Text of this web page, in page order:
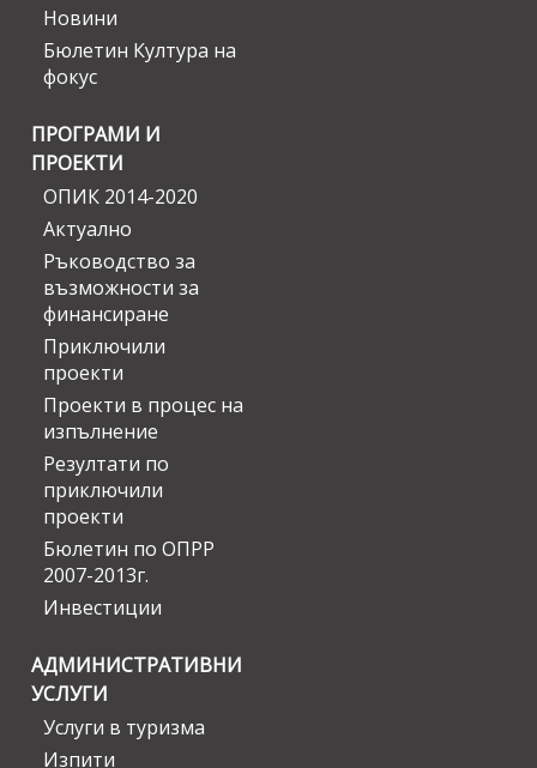
Новини
Бюлетин Култура на
фокус
ПРОГРАМИ И
ПРОЕКТИ
ОПИК 2014-2020
Актуално
Ръководство за
възможности за
финансиране
Приключили
проекти
Проекти в процес на
изпълнение
Резултати по
приключили
проекти
Бюлетин по ОПРР
2007-2013г.
Инвестиции
АДМИНИСТРАТИВНИ
УСЛУГИ
Услуги в туризма
Изпити